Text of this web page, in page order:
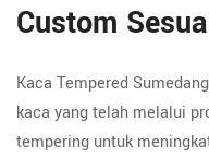
Custom
Kaca Tempered
kaca yang telah melalui
tempering untuk